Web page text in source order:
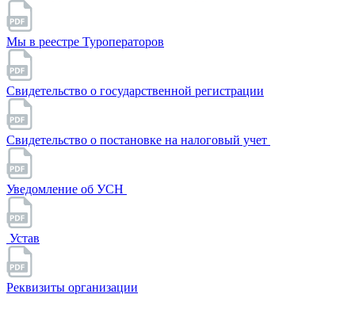
Мы в реестре Туроператоров
Свидетельство о государственной регистрации
Свидетельство о постановке на налоговый учет
Уведомление об УСН
Устав
Реквизиты организации